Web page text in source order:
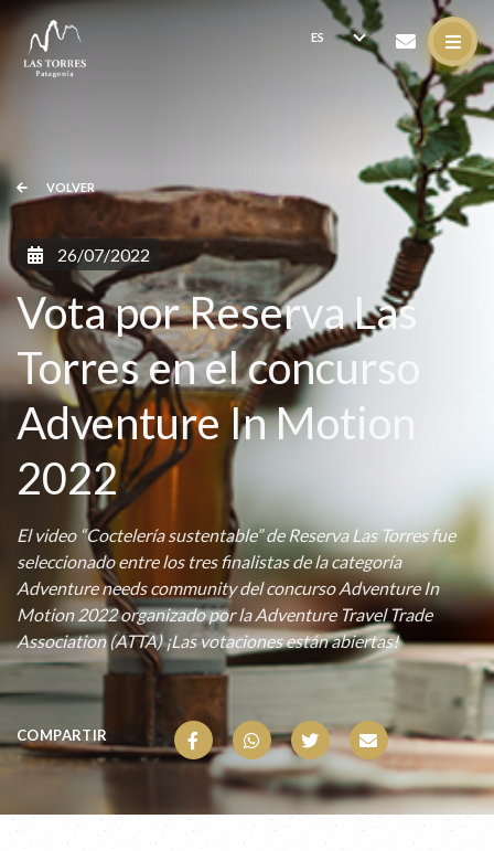
VOLVER
26/07/2022
Vota por Reserva Las
Torres en el concurso
Adventure In Motion
2022
El video “Coctelería sustentable” de Reserva Las Torres fue
seleccionado entre los tres finalistas de la categoría
Adventure needs community del concurso Adventure In
Motion 2022 organizado por la Adventure Travel Trade
Association (ATTA) ¡Las votaciones están abiertas!
COMPARTIR